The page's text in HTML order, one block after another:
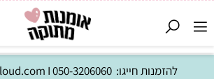
להזמנות חייגו: I050-3206060